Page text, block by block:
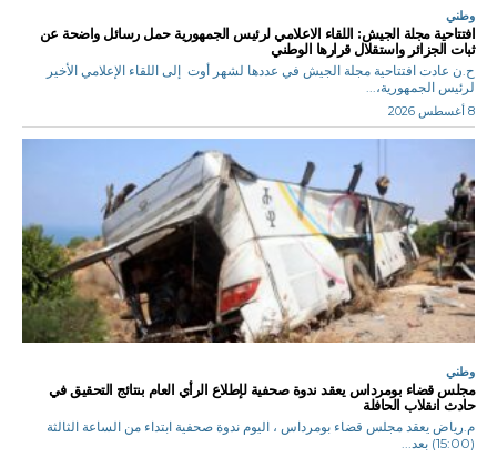
وطني
افتتاحية مجلة الجيش: اللقاء الاعلامي لرئيس الجمهورية حمل رسائل واضحة عن
ثبات الجزائر واستقلال قرارها الوطني
ح.ن عادت افتتاحية مجلة الجيش في عددها لشهر أوت إلى اللقاء الإعلامي الأخير
لرئيس الجمهورية،...
8 أغسطس 2026
وطني
مجلس قضاء بومرداس يعقد ندوة صحفية لإطلاع الرأي العام بنتائج التحقيق في
حادث انقلاب الحافلة
م.رياض يعقد مجلس قضاء بومرداس ، اليوم ندوة صحفية ابتداء من الساعة الثالثة
(15:00) بعد...